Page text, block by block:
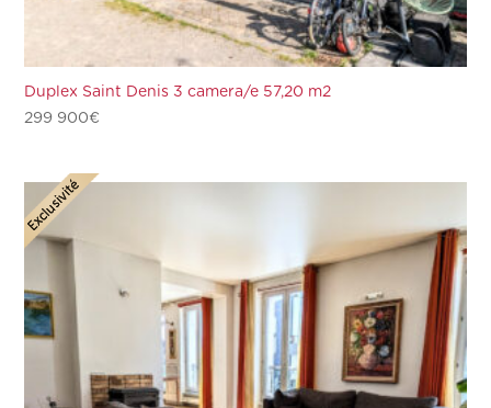
Duplex Saint Denis 3 camera/e 57,20 m2
299 900€